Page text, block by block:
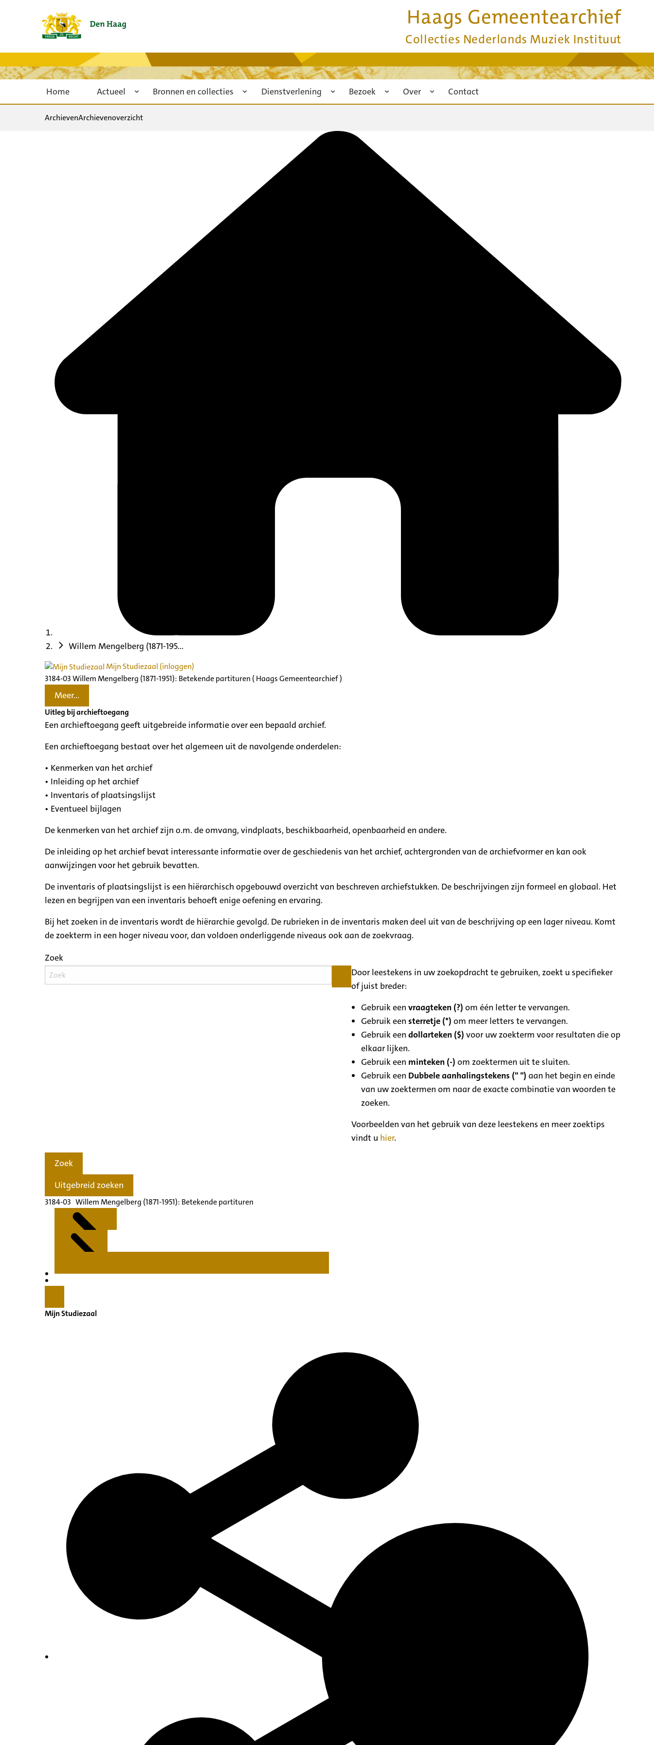
Haags Gemeentearchief
Collecties Nederlands Muziek Instituut
Home Actueel Bronnen en collecties Dienstverlening Bezoek Over Contact
ArchievenArchievenoverzicht
Willem Mengelberg (1871-195...
Mijn Studiezaal (inloggen)
3184-03 Willem Mengelberg (1871-1951): Betekende partituren ( Haags Gemeentearchief )
Meer...
Uitleg bij archieftoegang
Een archieftoegang geeft uitgebreide informatie over een bepaald archief.
Een archieftoegang bestaat over het algemeen uit de navolgende onderdelen:
• Kenmerken van het archief
• Inleiding op het archief
• Inventaris of plaatsingslijst
• Eventueel bijlagen
De kenmerken van het archief zijn o.m. de omvang, vindplaats, beschikbaarheid, openbaarheid en andere.
De inleiding op het archief bevat interessante informatie over de geschiedenis van het archief, achtergronden van de archiefvormer en kan ook
aanwijzingen voor het gebruik bevatten.
De inventaris of plaatsingslijst is een hiërarchisch opgebouwd overzicht van beschreven archiefstukken. De beschrijvingen zijn formeel en globaal. Het
lezen en begrijpen van een inventaris behoeft enige oefening en ervaring.
Bij het zoeken in de inventaris wordt de hiërarchie gevolgd. De rubrieken in de inventaris maken deel uit van de beschrijving op een lager niveau. Komt
de zoekterm in een hoger niveau voor, dan voldoen onderliggende niveaus ook aan de zoekvraag.
Zoek
Door leestekens in uw zoekopdracht te gebruiken, zoekt u specifieker
of juist breder:
Gebruik eenvraagteken (?) om één letter te vervangen.
Gebruik eensterretje (*) om meer letters te vervangen.
Gebruik eendollarteken ($) voor uw zoekterm voor resultaten die op
elkaar lijken.
Gebruik een minteken (-) om zoektermen uit te sluiten.
Gebruik een Dubbele aanhalingstekens (" ") aan het begin en einde
van uw zoektermen om naar de exacte combinatie van woorden te
zoeken.
Voorbeelden van het gebruik van deze leestekens en meer zoektips
vindt u hier.
Zoek
Uitgebreid zoeken
3184-03 Willem Mengelberg (1871-1951): Betekende partituren
Mijn Studiezaal